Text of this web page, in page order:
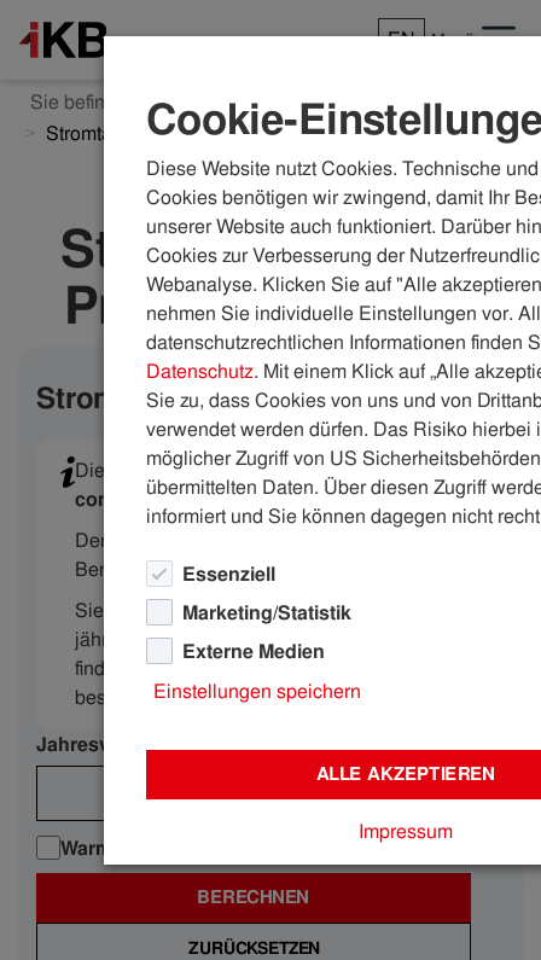
EN Menü
Sie befinden sich hier: ikb.at
Energie
Stromtarife Privat
Stromprodukt für
Privatkund:innen
Stromkostenrechner
Jahresverbrauch in kWh
Warmwasseraufbereitung mit Strom
ZURÜCKSETZEN
BERECHNEN
Die Berechnung erfolgt mit dem ProduktIKB-
comfort plus.
Der Sommer-Nieder-Arbeitspreis wird bei der
Berechnung nicht berücksichtigt.
Sie sind sich noch unsicher über Ihren
jährlichen Energieverbrauch? Keine Sorge, hier
finden Sie die
bessere Orientierung.
Cookie-
Diese Website nutzt Cookies. Technische
Cookies benötigen wir zwingend, damit Ihr
unserer Website auch funktioniert. Darüber
Cookies zur Verbesserung der
Webanalyse. Klicken Sie auf "Alle
nehmen Sie individuelle Einstellungen vor.
datenschutzrechtlichen Informationen finden
Datenschutz. Mit einem Klick auf „Alle
Sie zu, dass Cookies von uns und von
verwendet werden dürfen. Das Risiko hierbei
möglicher Zugriff von US
übermittelten Daten. Über diesen Zugriff
informiert und Sie können dagegen nicht
Essenziell
Marketing/Statistik
Externe Medien
Einstellungen speichern
ALLE AKZEPTIEREN
Impressum